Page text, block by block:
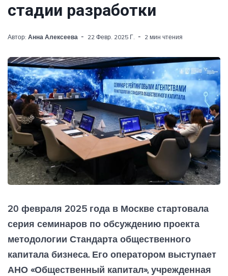
стадии разработки
Автор: Анна Алексеева 22 Февр. 2025 Г. 2 мин чтения
20 февраля 2025 года в Москве стартовала
серия семинаров по обсуждению проекта
методологии Стандарта общественного
капитала бизнеса. Его оператором выступает
АНО «Общественный капитал», учрежденная